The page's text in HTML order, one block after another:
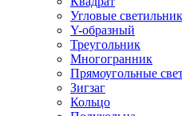
Угловые
Y-образный
Треугольник
Многогранник
Прямоугольные
Зигзаг
Кольцо